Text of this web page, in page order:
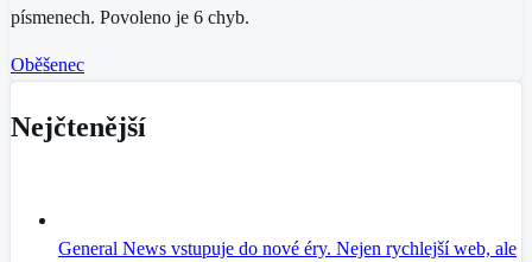
písmenech. Povoleno je 6 chyb.
Oběšenec
Nejčtenější
General News vstupuje do nové éry. Nejen rychlejší web, ale